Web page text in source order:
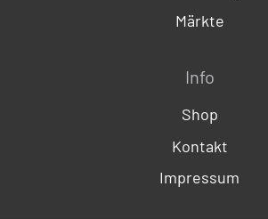
Märkte
Info
Shop
Kontakt
Impressum